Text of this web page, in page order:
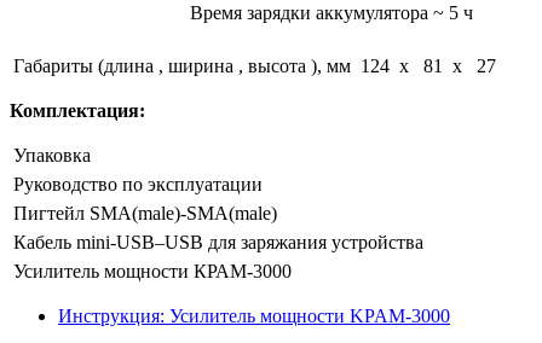
Время зарядки аккумулятора ~ 5 ч
Габариты (длина , ширина , высота ), мм 124 x 81 x 27
Комплектация:
Упаковка
Руководство по эксплуатации
Пигтейл SMA(male)-SMA(male)
Кабель mini-USB–USB для заряжания устройства
Усилитель мощности КРАМ-3000
Инструкция: Усилитель мощности KPAM-3000